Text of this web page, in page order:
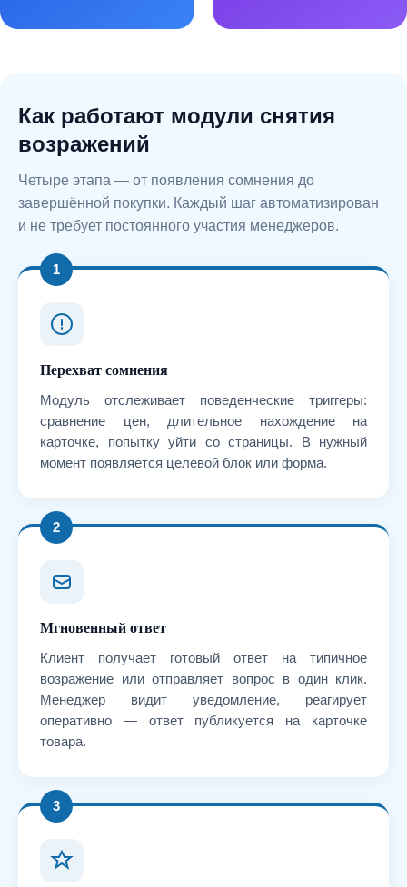
Как работают модули снятия
возражений
Четыре этапа — от появления сомнения до
завершённой покупки. Каждый шаг автоматизирован
и не требует постоянного участия менеджеров.
1
Перехват сомнения
Модуль отслеживает поведенческие триггеры:
сравнение цен, длительное нахождение на
карточке, попытку уйти со страницы. В нужный
момент появляется целевой блок или форма.
2
Мгновенный ответ
Клиент получает готовый ответ на типичное
возражение или отправляет вопрос в один клик.
Менеджер видит уведомление, реагирует
оперативно — ответ публикуется на карточке
товара.
3